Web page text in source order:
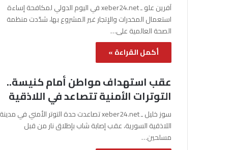
آفرين علو ـ xeber24.net في اليوم الدولي لمكافحة إساءة
استعمال المخدرات والإتجار غير المشروع بها، شدّدت منظمة
الصحة العالمية على…
أكمل القراءة »
عقب استهداف مواطن أمام كنيسة..
التوترات الأمنية تتصاعد في اللاذقية
سوز خليل ـ xeber24.net تصاعدت حدة التوتر الأمني في مدينة
اللاذقية السورية، عقب إصابة شاب بإطلاق نار من قبل
مسلحين…